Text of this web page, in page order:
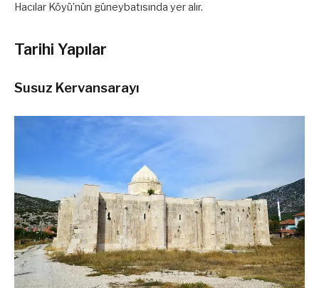
Hacılar Köyü’nün güneybatısında yer alır.
Tarihi Yapılar
Susuz Kervansarayı